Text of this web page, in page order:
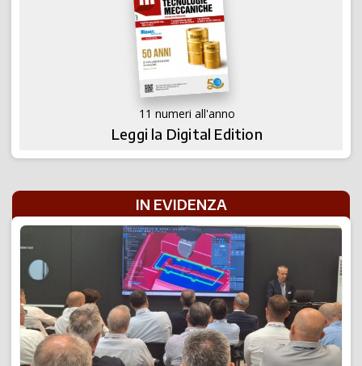
11 numeri all'anno
Leggi la Digital Edition
IN EVIDENZA